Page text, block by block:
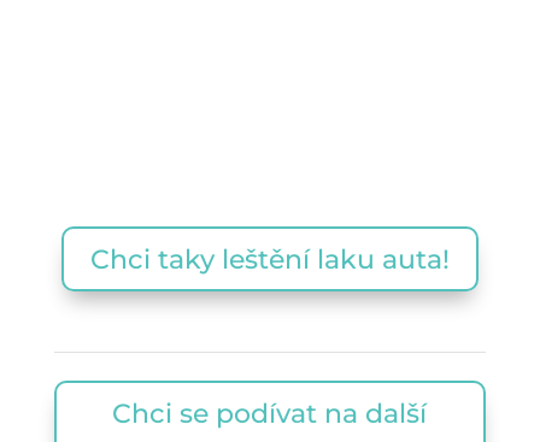
Chci taky leštění laku auta!
Chci se podívat na další